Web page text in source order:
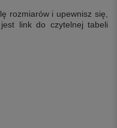
rozmiarów i upewnisz się,
link do czytelnej tabeli